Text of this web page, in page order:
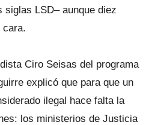
siglas LSD– aunque diez
cara.
Ciro Seisas del programa
explicó que para que un
ilegal hace falta la
los ministerios de Justicia